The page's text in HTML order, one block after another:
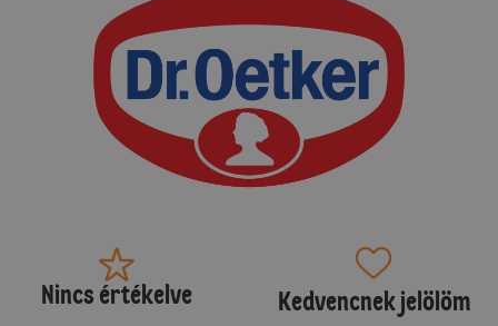
Nincs értékelve Kedvencnek jelölöm